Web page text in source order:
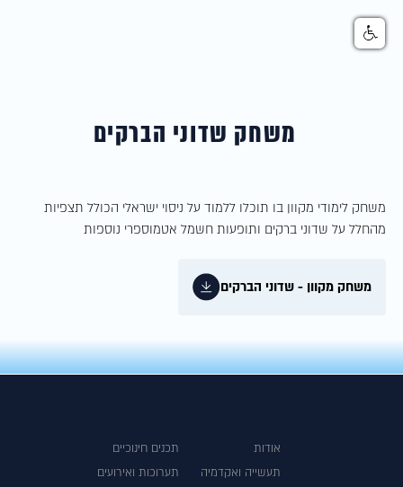
משחק שדוני הברקים
משחק לימודי מקוון בו תוכלו ללמוד על ניסוי ישראלי הכולל תצפיות
מהחלל על שדוני ברקים ותופעות חשמל אטמוספרי נוספות
משחק מקוון - שדוני הברקים
אודות
תכנים חינוכיים
תעשייה ואקדמיה
תערוכות ואירועים